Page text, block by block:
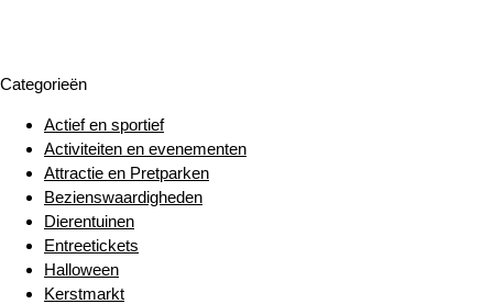
Categorieën
Actief en sportief
Activiteiten en evenementen
Attractie en Pretparken
Bezienswaardigheden
Dierentuinen
Entreetickets
Halloween
Kerstmarkt